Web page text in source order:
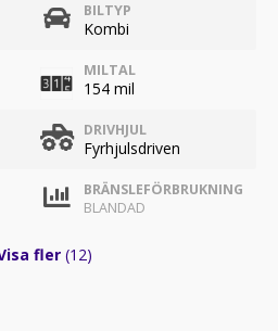
BILTYP
Kombi
MILTAL
154 mil
DRIVHJUL
Fyrhjulsdriven
BRÄNSLEFÖRBRUKNING
BLANDAD
fler (12)